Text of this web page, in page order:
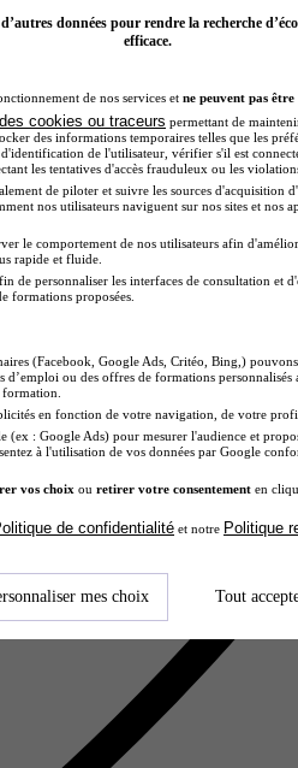
données pour rendre la recherche
efficace.
de nos services et ne peuvent pas être
cookies ou traceurs permettant de
des informations temporaires telles que les
d'identification de l'utilisateur, vérifier s'il est
les tentatives d'accès frauduleux ou les
de piloter et suivre les sources d'acquisition
nos utilisateurs naviguent sur nos sites et nos
le comportement de nos utilisateurs afin
rapide et fluide.
de personnaliser les interfaces de consultation et
formations proposées.
(Facebook, Google Ads, Critéo, Bing,)
d’emploi ou des offres de formations
en fonction de votre navigation, de votre
(ex : Google Ads) pour mesurer l'audience et
à l'utilisation de vos données par Google
vos choix ou retirer votre consentement en
de confidentialité et notre Politique
mes choix Tout